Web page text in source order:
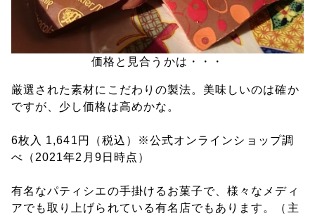
価格と見合うかは・・・
厳選された素材にこだわりの製法。美味しいのは確か
ですが、少し価格は高めかな。
6枚入 1,641円（税込）※公式オンラインショップ調
べ（2021年2月9日時点）
有名なパティシエの手掛けるお菓子で、様々なメディ
アでも取り上げられている有名店でもあります。（主